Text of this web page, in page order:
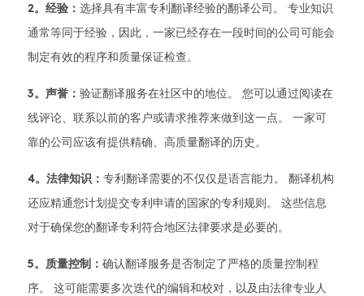
2。经验： 选择具有丰富专利翻译经验的翻译公司。 专业知识
通常等同于经验，因此，一家已经存在一段时间的公司可能会
制定有效的程序和质量保证检查。
3。声誉： 验证翻译服务在社区中的地位。 您可以通过阅读在
线评论、联系以前的客户或请求推荐来做到这一点。 一家可
靠的公司应该有提供精确、高质量翻译的历史。
4。法律知识： 专利翻译需要的不仅仅是语言能力。 翻译机构
还应精通您计划提交专利申请的国家的专利规则。 这些信息
对于确保您的翻译专利符合地区法律要求是必要的。
5。质量控制： 确认翻译服务是否制定了严格的质量控制程
序。 这可能需要多次迭代的编辑和校对，以及由法律专业人